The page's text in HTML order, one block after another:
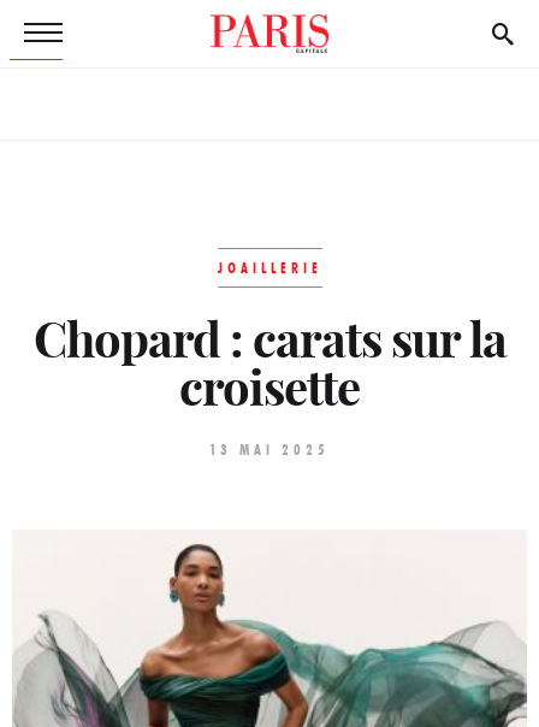
JOAILLERIE
Chopard : carats sur la
croisette
13 MAI 2025